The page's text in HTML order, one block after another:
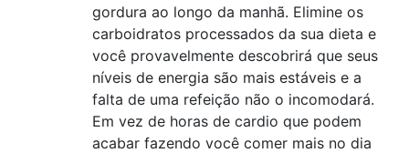
gordura ao longo da manhã. Elimine os
carboidratos processados ​​da sua dieta e
você provavelmente descobrirá que seus
níveis de energia são mais estáveis ​​e a
falta de uma refeição não o incomodará.
Em vez de horas de cardio que podem
acabar fazendo você comer mais no dia